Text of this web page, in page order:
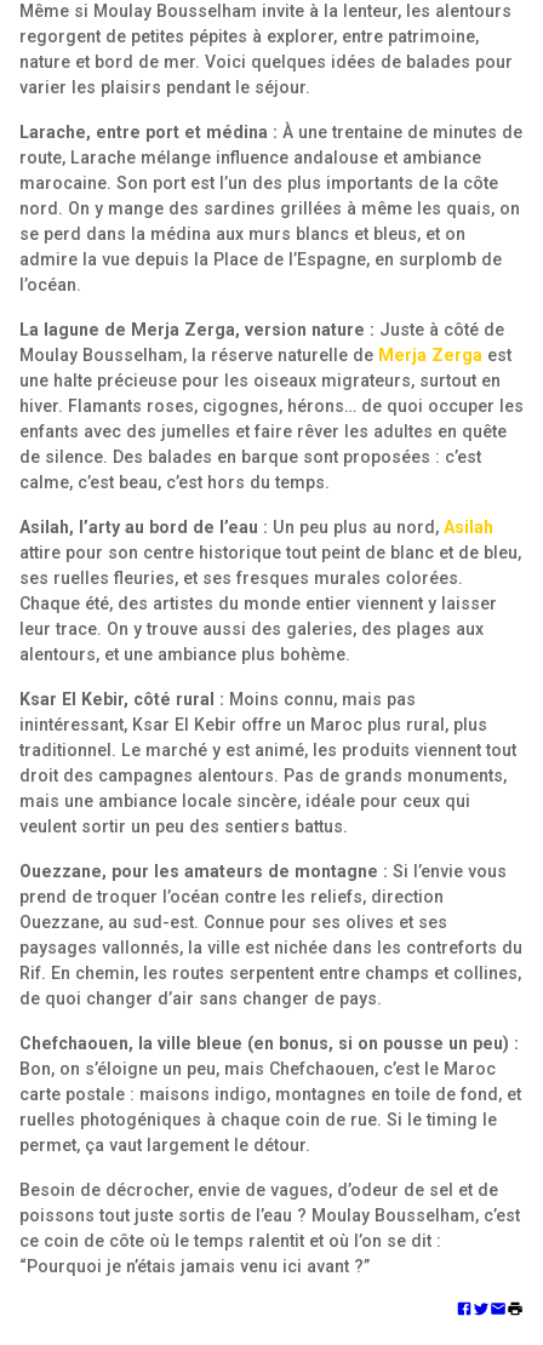
Même si Moulay Bousselham invite à la lenteur, les alentours
regorgent de petites pépites à explorer, entre patrimoine,
nature et bord de mer. Voici quelques idées de balades pour
varier les plaisirs pendant le séjour.
Larache, entre port et médina : À une trentaine de minutes de
route, Larache mélange influence andalouse et ambiance
marocaine. Son port est l’un des plus importants de la côte
nord. On y mange des sardines grillées à même les quais, on
se perd dans la médina aux murs blancs et bleus, et on
admire la vue depuis la Place de l’Espagne, en surplomb de
l’océan.
La lagune de Merja Zerga, version nature : Juste à côté de
Moulay Bousselham, la réserve naturelle de Merja Zerga est
une halte précieuse pour les oiseaux migrateurs, surtout en
hiver. Flamants roses, cigognes, hérons… de quoi occuper les
enfants avec des jumelles et faire rêver les adultes en quête
de silence. Des balades en barque sont proposées : c’est
calme, c’est beau, c’est hors du temps.
Asilah, l’arty au bord de l’eau : Un peu plus au nord, Asilah
attire pour son centre historique tout peint de blanc et de bleu,
ses ruelles fleuries, et ses fresques murales colorées.
Chaque été, des artistes du monde entier viennent y laisser
leur trace. On y trouve aussi des galeries, des plages aux
alentours, et une ambiance plus bohème.
Ksar El Kebir, côté rural : Moins connu, mais pas
inintéressant, Ksar El Kebir offre un Maroc plus rural, plus
traditionnel. Le marché y est animé, les produits viennent tout
droit des campagnes alentours. Pas de grands monuments,
mais une ambiance locale sincère, idéale pour ceux qui
veulent sortir un peu des sentiers battus.
Ouezzane, pour les amateurs de montagne : Si l’envie vous
prend de troquer l’océan contre les reliefs, direction
Ouezzane, au sud-est. Connue pour ses olives et ses
paysages vallonnés, la ville est nichée dans les contreforts du
Rif. En chemin, les routes serpentent entre champs et collines,
de quoi changer d’air sans changer de pays.
Chefchaouen, la ville bleue (en bonus, si on pousse un peu) :
Bon, on s’éloigne un peu, mais Chefchaouen, c’est le Maroc
carte postale : maisons indigo, montagnes en toile de fond, et
ruelles photogéniques à chaque coin de rue. Si le timing le
permet, ça vaut largement le détour.
Besoin de décrocher, envie de vagues, d’odeur de sel et de
poissons tout juste sortis de l’eau ? Moulay Bousselham, c’est
ce coin de côte où le temps ralentit et où l’on se dit :
“Pourquoi je n’étais jamais venu ici avant ?”